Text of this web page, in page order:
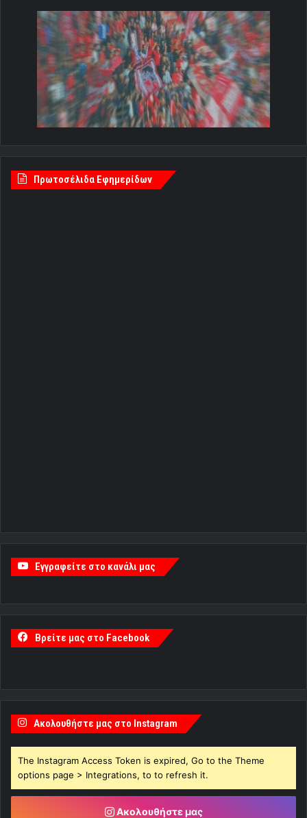
Πρωτοσέλιδα Εφημερίδων
Εγγραφείτε στο κανάλι μας
Βρείτε μας στο Facebook
Ακολουθήστε μας στο Instagram
The Instagram Access Token is expired, Go to the Theme
options page > Integrations, to to refresh it.
Ακολουθήστε μας